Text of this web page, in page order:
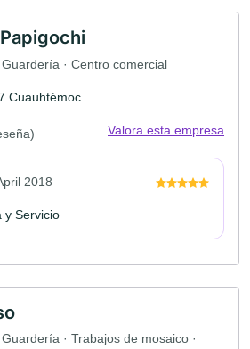
· Centro comercial
Cuauhtémoc
Valora esta empresa
2018
y Servicio
· Trabajos de mosaico ·